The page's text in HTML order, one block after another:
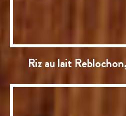
Riz au lait